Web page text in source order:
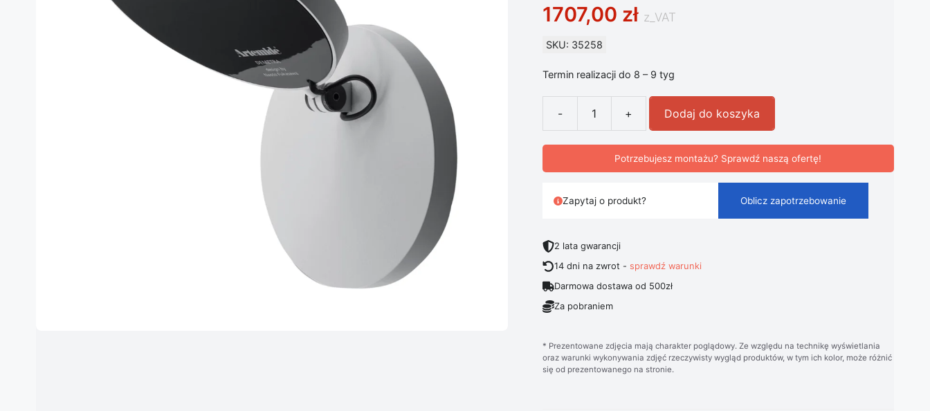
1707,00 zł z_VAT
SKU: 35258
Termin realizacji do 8 – 9 tyg
-
ilość Lampa Ścienna Artemide Demetra Reflektor ściemniany 2700K biały
+ Dodaj do koszyka
Potrzebujesz montażu? Sprawdź naszą ofertę!
Zapytaj o produkt? Oblicz zapotrzebowanie
2 lata gwarancji
14 dni na zwrot -sprawdź warunki
Darmowa dostawa od 500zł
Za pobraniem
* Prezentowane zdjęcia mają charakter poglądowy. Ze względu na technikę wyświetlania
oraz warunki wykonywania zdjęć rzeczywisty wygląd produktów, w tym ich kolor, może różnić
się od prezentowanego na stronie.